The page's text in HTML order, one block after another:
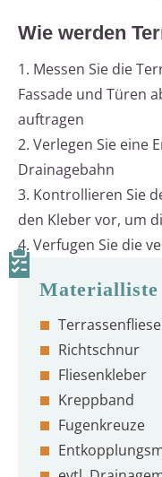
Wie werden
1. Messen Sie die
Fassade und Türen
auftragen
2. Verlegen Sie eine
Drainagebahn
3. Kontrollieren Sie
den Kleber vor, um
4. Verfugen Sie die
Richtschnur
Fliesenkleber
Kreppband
Fugenkreuze